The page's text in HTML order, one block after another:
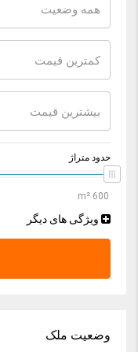
همه وضعیت
کمترین قیمت
بیشترین قیمت
حدود متراژ
ویژگی های دیگر
وضعیت ملک